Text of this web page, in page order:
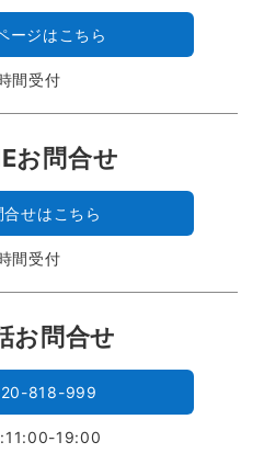
ージはこちら
間受付
お問合せ
せはこちら
間受付
お問合せ
818-999
19:00